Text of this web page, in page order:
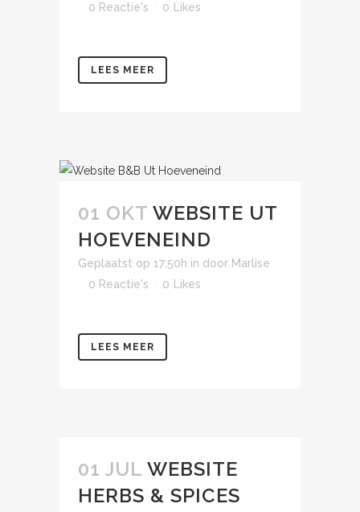
0 Reactie's
0 Likes
LEES MEER
01 OKT WEBSITE UT
HOEVENEIND
Geplaatst op 17:50h in door Marlise
0 Reactie's
0 Likes
LEES MEER
01 JUL WEBSITE
HERBS & SPICES